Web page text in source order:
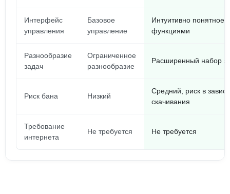
Интерфейс
управления
Базовое
управление
Интуитивно понятное
функциями
Разнообразие
задач
Ограниченное
разнообразие
Расширенный набор
Риск бана Низкий
Средний, риск в
скачивания
Требование
интернета
Не требуется Не требуется